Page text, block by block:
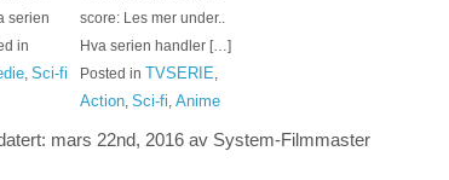
serien
in
, Sci-fi
score: Les mer under..
Hva serien handler […]
Posted in TVSERIE
Action, Sci-fi Anime
mars 22nd, 2016av System-Filmmaster